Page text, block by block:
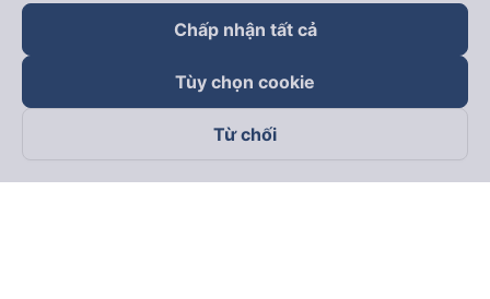
Theo dõi chúng tôi trên
Chấp nhận tất cả
Tùy chọn cookie
Từ chối